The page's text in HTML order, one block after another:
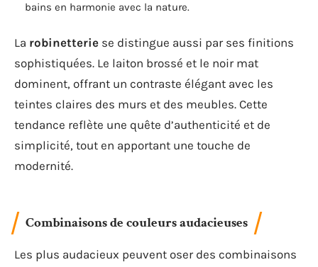
bains en harmonie avec la nature.
La robinetterie se distingue aussi par ses finitions
sophistiquées. Le laiton brossé et le noir mat
dominent, offrant un contraste élégant avec les
teintes claires des murs et des meubles. Cette
tendance reflète une quête d’authenticité et de
simplicité, tout en apportant une touche de
modernité.
Combinaisons de couleurs audacieuses
Les plus audacieux peuvent oser des combinaisons